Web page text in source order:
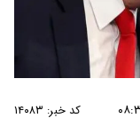
کد خبر: ۱۴۰۸۳